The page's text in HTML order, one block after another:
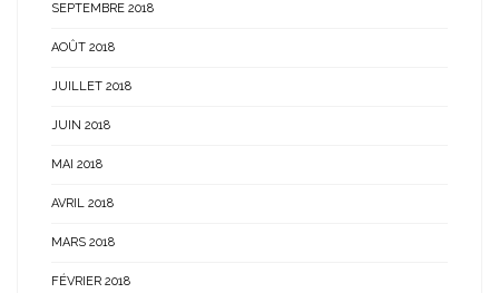
SEPTEMBRE 2018
AOÛT 2018
JUILLET 2018
JUIN 2018
MAI 2018
AVRIL 2018
MARS 2018
FÉVRIER 2018